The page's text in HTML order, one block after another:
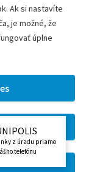
Ak si nastavíte
je možné, že
úplne
firmyAlejTech,
z úradu priamo
telefónu